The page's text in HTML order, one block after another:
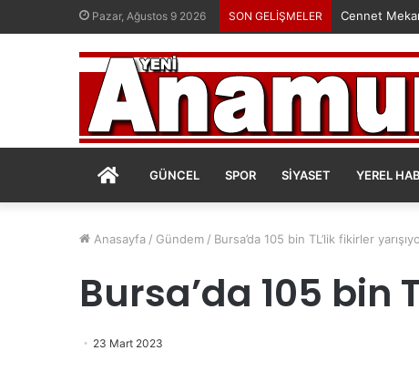
Pazar, Ağustos 9 2026 SON GELİŞMELER Cennet
ANASAYFA
GÜNCEL SPOR SIYASET YEREL
Anasayfa / Gündem / Bursa’da 105 bin TL’lik fikirler
Bursa’da 105 bin
23 Mart 2023